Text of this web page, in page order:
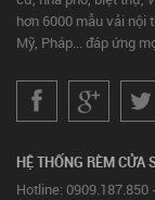
hơn 6000 mẫu vải nội
Mỹ, Pháp... đáp ứng
HỆ THỐNG RÈM CỬA
Hotline: 0909.187.850